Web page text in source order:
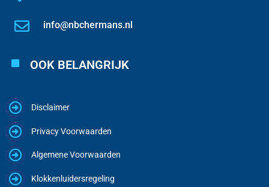
info@nbchermans.nl
OOK BELANGRIJK
Disclaimer
Privacy Voorwaarden
Algemene Voorwaarden
Klokkenluidersregeling